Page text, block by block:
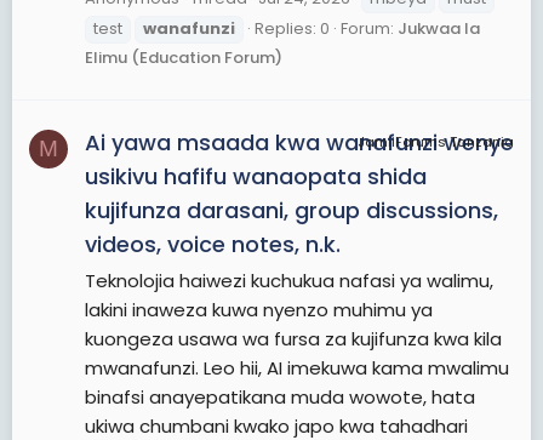
test
wanafunzi Replies: 0 Forum: Jukwaa la
Elimu (Education Forum)
M JamiiForums Tanzania
Ai yawa msaada kwa wanafunzi wenye
usikivu hafifu wanaopata shida
kujifunza darasani, group discussions,
videos, voice notes, n.k.
Teknolojia haiwezi kuchukua nafasi ya walimu,
lakini inaweza kuwa nyenzo muhimu ya
kuongeza usawa wa fursa za kujifunza kwa kila
mwanafunzi. Leo hii, AI imekuwa kama mwalimu
binafsi anayepatikana muda wowote, hata
ukiwa chumbani kwako japo kwa tahadhari